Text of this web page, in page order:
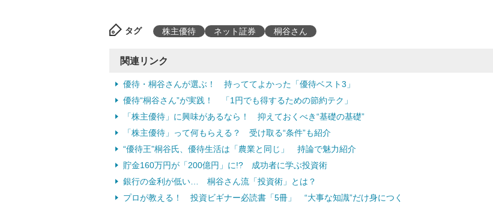
タグ 株主優待 ネット証券 桐谷さん
関連リンク
優待・桐谷さんが選ぶ！ 持っててよかった「優待ベスト3」
優待“桐谷さん”が実践！ 「1円でも得するための節約テク」
「株主優待」に興味があるなら！ 抑えておくべき“基礎の基礎”
「株主優待」って何もらえる？ 受け取る“条件”も紹介
“優待王”桐谷氏、優待生活は「農業と同じ」 持論で魅力紹介
貯金160万円が「200億円」に!? 成功者に学ぶ投資術
銀行の金利が低い… 桐谷さん流「投資術」とは？
プロが教える！ 投資ビギナー必読書「5冊」 “大事な知識”だけ身につく